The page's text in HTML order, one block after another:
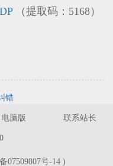
（提取码：5168）
错
电脑版 联系站长
07509807号-14 )